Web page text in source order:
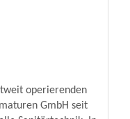
operierenden
GmbH seit